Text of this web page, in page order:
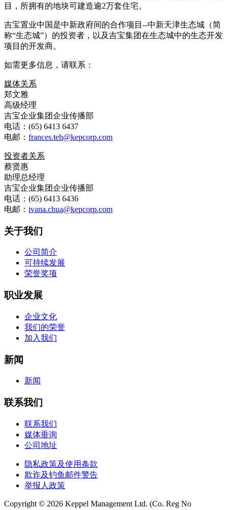
目，所拥有的地块可建造逾2万套住宅。
吉宝置业中国是中新政府间的合作项目--中新天津生态城（简
称“生态城”）的投资者，以及吉宝集团在生态城中的生态开发
项目的开发商。
如需更多信息，请联系：
媒体关系
郑文雅
高级经理
吉宝企业集团企业传播部
电话：(65) 6413 6437
电邮： frances.teh@kepcorp.com
投资者关系
蔡贤惠
助理总经理
吉宝企业集团企业传播部
电话：(65) 6413 6436
电邮： ivana.chua@kepcorp.com
关于我们
公司简介
可持续发展
荣誉奖项
职业发展
企业文化
我们的荣誉
加入我们
新闻
新闻
联系我们
联系我们
媒体垂询
公司地址
隐私政策及使用条款
欺诈及钓鱼邮件警告
举报人政策
Copyright © 2026 Keppel Management Ltd. (Co. Reg No